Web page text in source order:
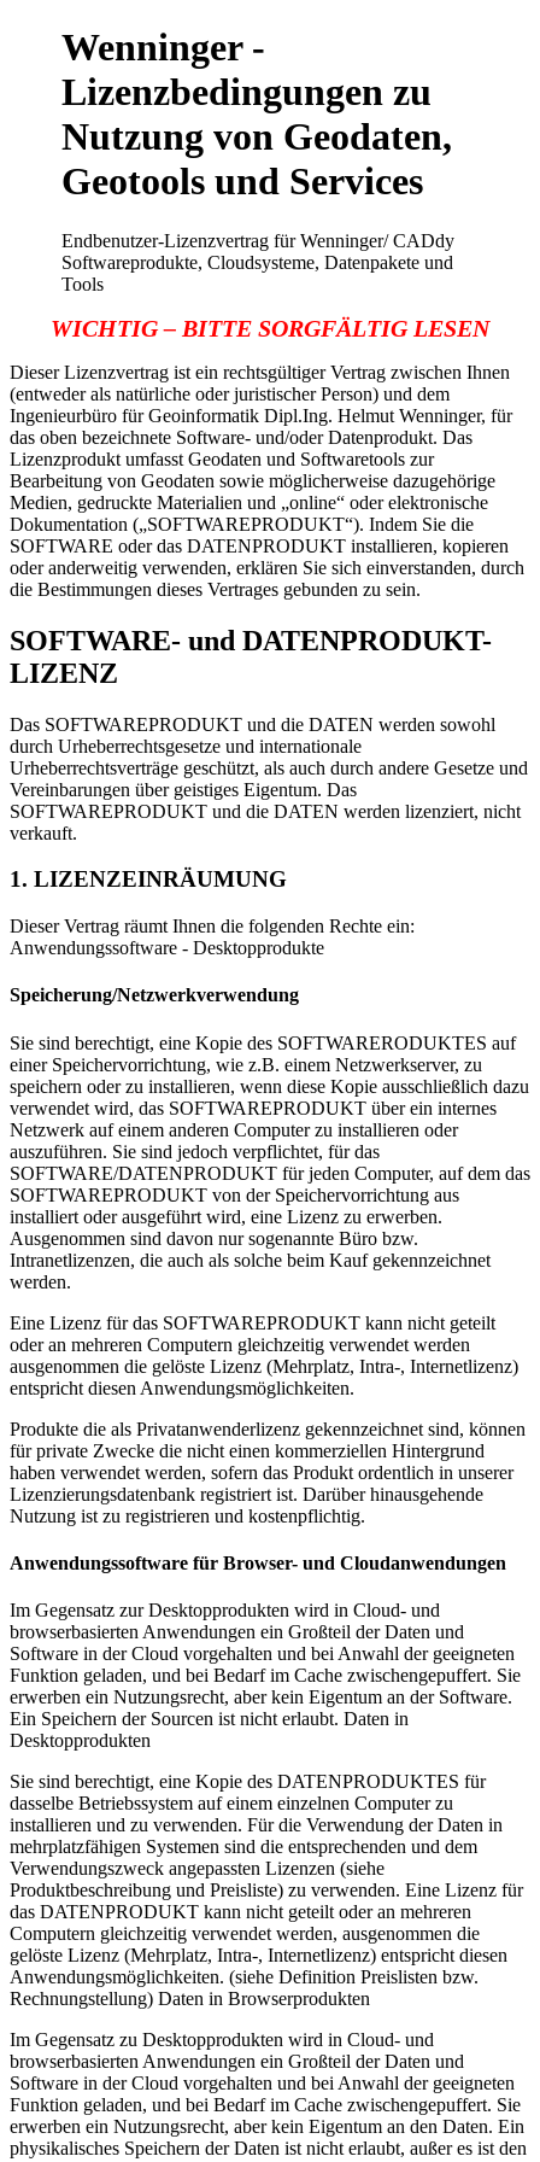
Wenninger -
Lizenzbedingungen zu
Nutzung von Geodaten,
Geotools und Services
Endbenutzer-Lizenzvertrag für Wenninger/ CADdy
Softwareprodukte, Cloudsysteme, Datenpakete und
Tools
WICHTIG – BITTE SORGFÄLTIG LESEN
Dieser Lizenzvertrag ist ein rechtsgültiger Vertrag zwischen Ihnen
(entweder als natürliche oder juristischer Person) und dem
Ingenieurbüro für Geoinformatik Dipl.Ing. Helmut Wenninger, für
das oben bezeichnete Software- und/oder Datenprodukt. Das
Lizenzprodukt umfasst Geodaten und Softwaretools zur
Bearbeitung von Geodaten sowie möglicherweise dazugehörige
Medien, gedruckte Materialien und „online“ oder elektronische
Dokumentation („SOFTWAREPRODUKT“). Indem Sie die
SOFTWARE oder das DATENPRODUKT installieren, kopieren
oder anderweitig verwenden, erklären Sie sich einverstanden, durch
die Bestimmungen dieses Vertrages gebunden zu sein.
SOFTWARE- und DATENPRODUKT-
LIZENZ
Das SOFTWAREPRODUKT und die DATEN werden sowohl
durch Urheberrechtsgesetze und internationale
Urheberrechtsverträge geschützt, als auch durch andere Gesetze und
Vereinbarungen über geistiges Eigentum. Das
SOFTWAREPRODUKT und die DATEN werden lizenziert, nicht
verkauft.
1. LIZENZEINRÄUMUNG
Dieser Vertrag räumt Ihnen die folgenden Rechte ein:
Anwendungssoftware - Desktopprodukte
Speicherung/Netzwerkverwendung
Sie sind berechtigt, eine Kopie des SOFTWARERODUKTES auf
einer Speichervorrichtung, wie z.B. einem Netzwerkserver, zu
speichern oder zu installieren, wenn diese Kopie ausschließlich dazu
verwendet wird, das SOFTWAREPRODUKT über ein internes
Netzwerk auf einem anderen Computer zu installieren oder
auszuführen. Sie sind jedoch verpflichtet, für das
SOFTWARE/DATENPRODUKT für jeden Computer, auf dem das
SOFTWAREPRODUKT von der Speichervorrichtung aus
installiert oder ausgeführt wird, eine Lizenz zu erwerben.
Ausgenommen sind davon nur sogenannte Büro bzw.
Intranetlizenzen, die auch als solche beim Kauf gekennzeichnet
werden.
Eine Lizenz für das SOFTWAREPRODUKT kann nicht geteilt
oder an mehreren Computern gleichzeitig verwendet werden
ausgenommen die gelöste Lizenz (Mehrplatz, Intra-, Internetlizenz)
entspricht diesen Anwendungsmöglichkeiten.
Produkte die als Privatanwenderlizenz gekennzeichnet sind, können
für private Zwecke die nicht einen kommerziellen Hintergrund
haben verwendet werden, sofern das Produkt ordentlich in unserer
Lizenzierungsdatenbank registriert ist. Darüber hinausgehende
Nutzung ist zu registrieren und kostenpflichtig.
Anwendungssoftware für Browser- und Cloudanwendungen
Im Gegensatz zur Desktopprodukten wird in Cloud- und
browserbasierten Anwendungen ein Großteil der Daten und
Software in der Cloud vorgehalten und bei Anwahl der geeigneten
Funktion geladen, und bei Bedarf im Cache zwischengepuffert. Sie
erwerben ein Nutzungsrecht, aber kein Eigentum an der Software.
Ein Speichern der Sourcen ist nicht erlaubt. Daten in
Desktopprodukten
Sie sind berechtigt, eine Kopie des DATENPRODUKTES für
dasselbe Betriebssystem auf einem einzelnen Computer zu
installieren und zu verwenden. Für die Verwendung der Daten in
mehrplatzfähigen Systemen sind die entsprechenden und dem
Verwendungszweck angepassten Lizenzen (siehe
Produktbeschreibung und Preisliste) zu verwenden. Eine Lizenz für
das DATENPRODUKT kann nicht geteilt oder an mehreren
Computern gleichzeitig verwendet werden, ausgenommen die
gelöste Lizenz (Mehrplatz, Intra-, Internetlizenz) entspricht diesen
Anwendungsmöglichkeiten. (siehe Definition Preislisten bzw.
Rechnungstellung) Daten in Browserprodukten
Im Gegensatz zu Desktopprodukten wird in Cloud- und
browserbasierten Anwendungen ein Großteil der Daten und
Software in der Cloud vorgehalten und bei Anwahl der geeigneten
Funktion geladen, und bei Bedarf im Cache zwischengepuffert. Sie
erwerben ein Nutzungsrecht, aber kein Eigentum an den Daten. Ein
physikalisches Speichern der Daten ist nicht erlaubt, außer es ist den